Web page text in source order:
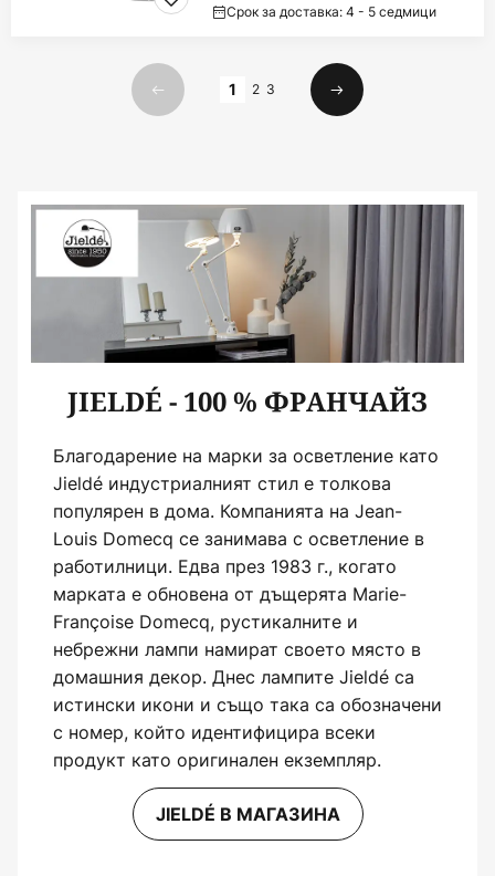
Срок за доставка: 4 - 5 седмици
Предишна
1 2 3
Следваща
JIELDÉ - 100 % ФРАНЧАЙЗ
Благодарение на марки за осветление като
Jieldé индустриалният стил е толкова
популярен в дома. Компанията на Jean-
Louis Domecq се занимава с осветление в
работилници. Едва през 1983 г., когато
марката е обновена от дъщерята Marie-
Françoise Domecq, рустикалните и
небрежни лампи намират своето място в
домашния декор. Днес лампите Jieldé са
истински икони и също така са обозначени
с номер, който идентифицира всеки
продукт като оригинален екземпляр.
JIELDÉ В МАГАЗИНА